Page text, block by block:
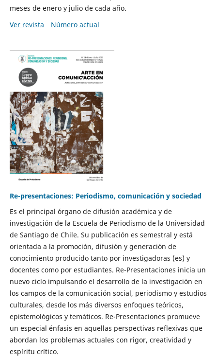
meses de enero y julio de cada año.
Ver revista
Número actual
Re-presentaciones: Periodismo, comunicación y sociedad
Es el principal órgano de difusión académica y de
investigación de la Escuela de Periodismo de la Universidad
de Santiago de Chile. Su publicación es semestral y está
orientada a la promoción, difusión y generación de
conocimiento producido tanto por investigadoras (es) y
docentes como por estudiantes. Re-Presentaciones inicia un
nuevo ciclo impulsando el desarrollo de la investigación en
los campos de la comunicación social, periodismo y estudios
culturales, desde los más diversos enfoques teóricos,
epistemológicos y temáticos. Re-Presentaciones promueve
un especial énfasis en aquellas perspectivas reflexivas que
abordan los problemas actuales con rigor, creatividad y
espíritu crítico.